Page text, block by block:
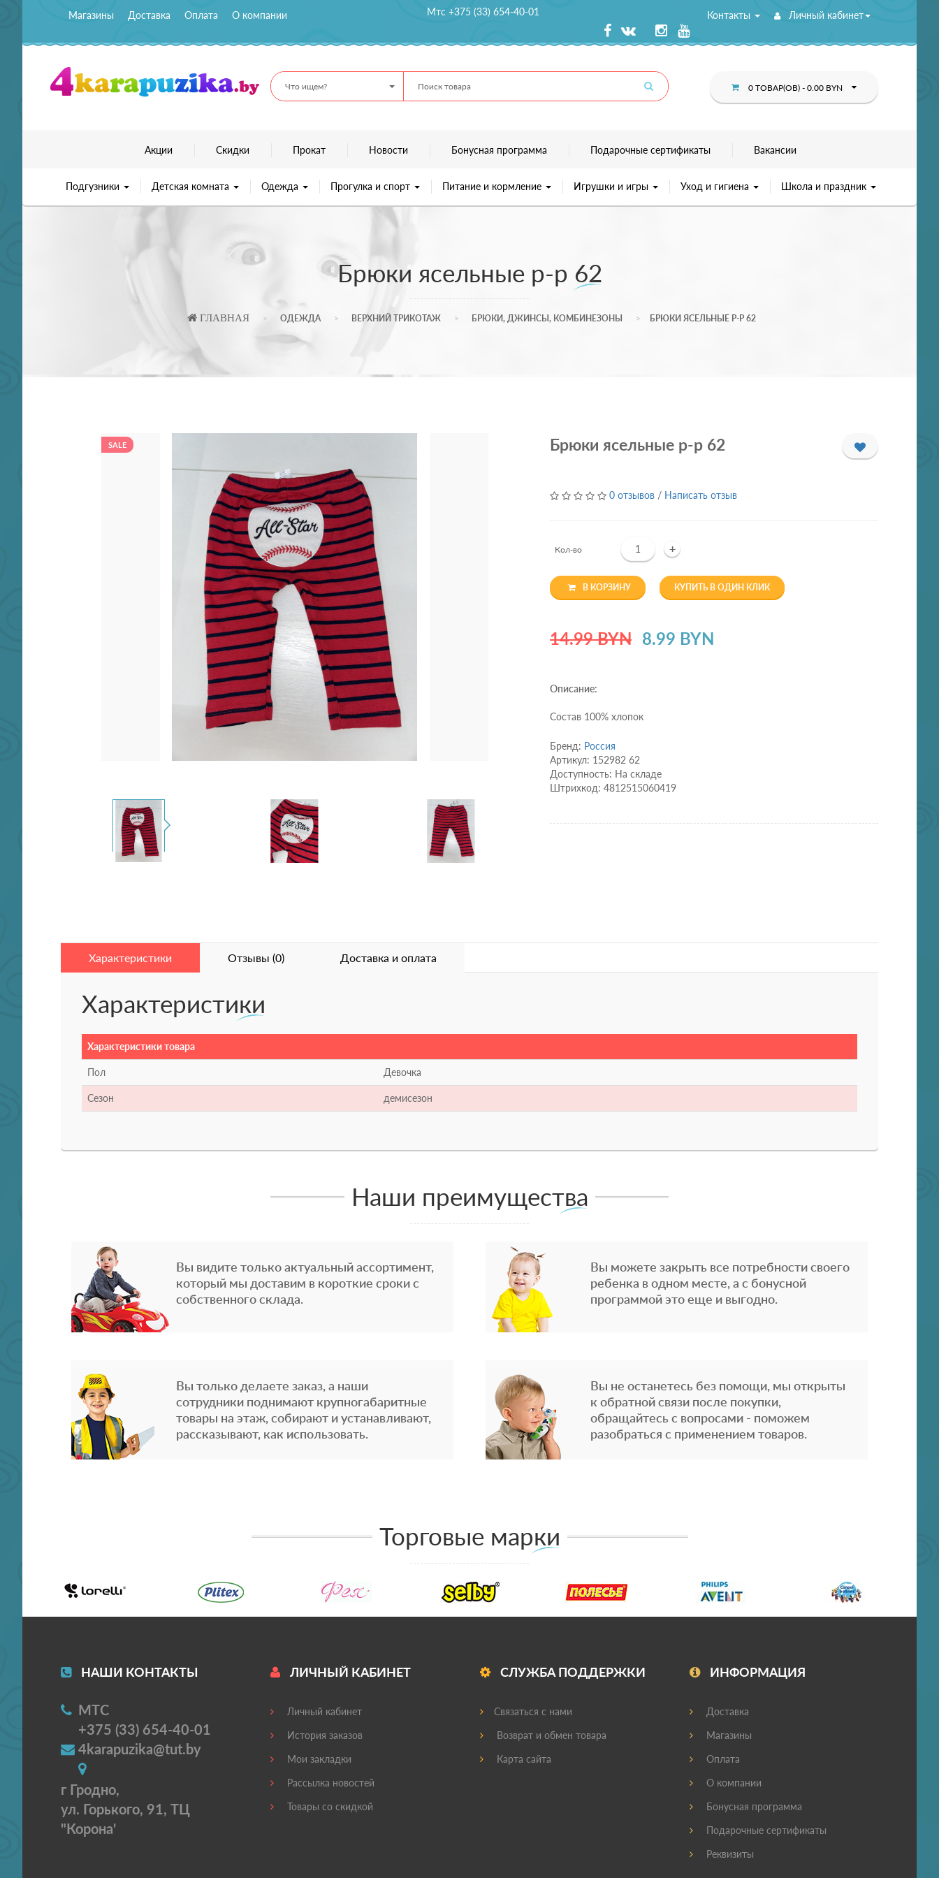
Магазины Доставка Оплата О компании Мтс +375 (33) 654-40-01 Контакты Личный кабинет
Что ищем? 0 ТОВАР(ОВ) - 0.00 BYN
Акции Скидки Прокат Новости Бонусная программа Подарочные сертификаты Вакансии
Подгузники Детская комната Одежда Прогулка и спорт Питание и кормление Игрушки и игры Уход и гигиена Школа и праздник
Брюки ясельные р-р 62
ГЛАВНАЯ ОДЕЖДА ВЕРХНИЙ ТРИКОТАЖ БРЮКИ, ДЖИНСЫ, КОМБИНЕЗОНЫ БРЮКИ ЯСЕЛЬНЫЕ Р-Р 62
SALE Брюки ясельные р-р 62
0 отзывов / Написать отзыв
Кол-во +
В КОРЗИНУ КУПИТЬ В ОДИН КЛИК
14.99 BYN 8.99 BYN
Описание:
Состав 100% хлопок
Бренд: Россия
Артикул: 152982 62
Доступность: На складе
Штрихкод: 4812515060419
Характеристики Отзывы (0) Доставка и оплата
Характеристики
Характеристики товара
Пол Девочка
Сезон демисезон
Наши преимущества
Вы видите только актуальный ассортимент,
который мы доставим в короткие сроки с
собственного склада.
Вы можете закрыть все потребности своего
ребенка в одном месте, а с бонусной
программой это еще и выгодно.
Вы только делаете заказ, а наши
сотрудники поднимают крупногабаритные
товары на этаж, собирают и устанавливают,
рассказывают, как использовать.
Вы не останетесь без помощи, мы открыты
к обратной связи после покупки,
обращайтесь с вопросами - поможем
разобраться с применением товаров.
Торговые марки
НАШИ КОНТАКТЫ
МТС
+375 (33) 654-40-01
4karapuzika@tut.by
г Гродно,
ул. Горького, 91, ТЦ
"Корона'
ЛИЧНЫЙ КАБИНЕТ
Личный кабинет
История заказов
Мои закладки
Рассылка новостей
Товары со скидкой
СЛУЖБА ПОДДЕРЖКИ
Связаться с нами
Возврат и обмен товара
Карта сайта
ИНФОРМАЦИЯ
Доставка
Магазины
Оплата
О компании
Бонусная программа
Подарочные сертификаты
Реквизиты